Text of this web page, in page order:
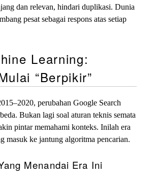
dan relevan, hindari duplikasi. Dunia
pesat sebagai respons atas setiap
Learning:
“Berpikir”
perubahan Google Search
Bukan lagi soal aturan teknis semata
pintar memahami konteks. Inilah era
masuk ke jantung algoritma pencarian.
Menandai Era Ini